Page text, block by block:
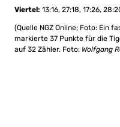
Viertel: 13:16, 27:18, 17:26,
(Quelle NGZ Online; Foto: Ein
markierte 37 Punkte für die
auf 32 Zähler. Foto: Wolfgang